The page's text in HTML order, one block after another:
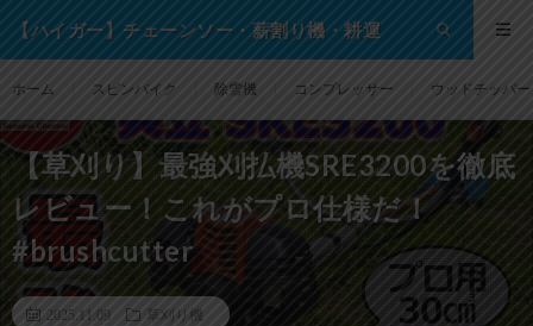
【ハイガー】チェーンソー・薪割り機・耕運
ホーム スピンバイク 除雪機 コンプレッサー ウッドチッパー
【草刈り】最強刈払機SRE3200を徹底
レビュー！これがプロ仕様だ！
#brushcutter
2025.11.09 草刈り機